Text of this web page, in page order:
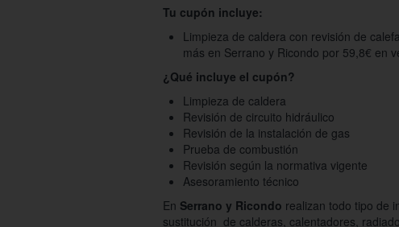
Tu cupón incluye:
Limpieza de caldera con revisión de
más en Serrano y Ricondo por 59,8€ en
¿Qué incluye el cupón?
Limpieza de caldera
Revisión de circuito hidráulico
Revisión de la instalación de gas
Prueba de combustión
Revisión según la normativa vigente
Asesoramiento técnico
En Serrano y Ricondo realizan todo tipo de
sustitución de calderas, calentadores,